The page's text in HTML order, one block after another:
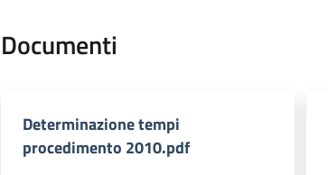
Documenti
Determinazione tempi
procedimento 2010.pdf